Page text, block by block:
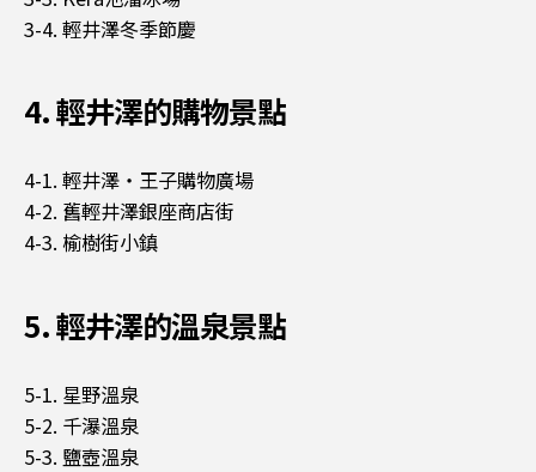
3-4. 輕井澤冬季節慶
4. 輕井澤的購物景點
4-1. 輕井澤・王子購物廣場
4-2. 舊輕井澤銀座商店街
4-3. 榆樹街小鎮
5. 輕井澤的溫泉景點
5-1. 星野溫泉
5-2. 千瀑溫泉
5-3. 鹽壺溫泉